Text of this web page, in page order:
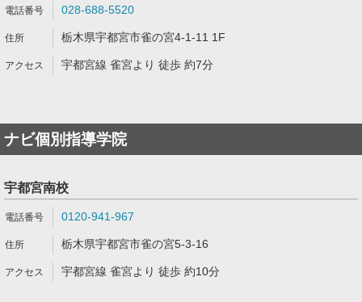
028-688-5520
栃木県宇都宮市雀の宮4-1-11 1F
宇都宮線 雀宮より 徒歩 約7分
ナビ個別指導学院
宇都宮南校
0120-941-967
栃木県宇都宮市雀の宮5-3-16
宇都宮線 雀宮より 徒歩 約10分